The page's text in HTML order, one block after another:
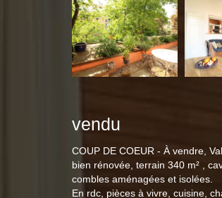
vendu
COUP DE COEUR - À vendre,
bien rénovée, terrain 340 m² ,
combles aménagées et isolées.
En rdc, pièces à vivre, cuisine,